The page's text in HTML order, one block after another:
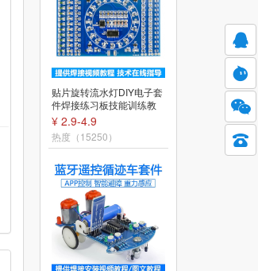
贴片旋转流水灯DIY电子套
件焊接练习板技能训练教
学实训TJ-56-67
¥ 2.9-4.9
热度（15250）